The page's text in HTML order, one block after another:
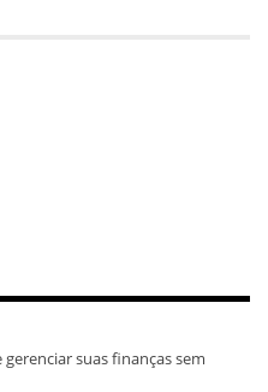
suas finanças sem